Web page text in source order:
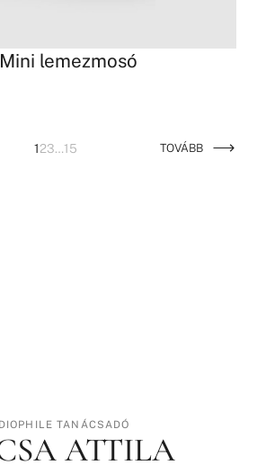
lemezmosó
123…15 TOVÁBB
TANÁCSADÓ
ATTILA